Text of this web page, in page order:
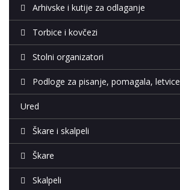
Arhivske i kutije za odlaganje
Torbice i kovčezi
Stolni organizatori
Podloge za pisanje, pomagala, letvice
Ured
Škare i skalpeli
Škare
Skalpeli